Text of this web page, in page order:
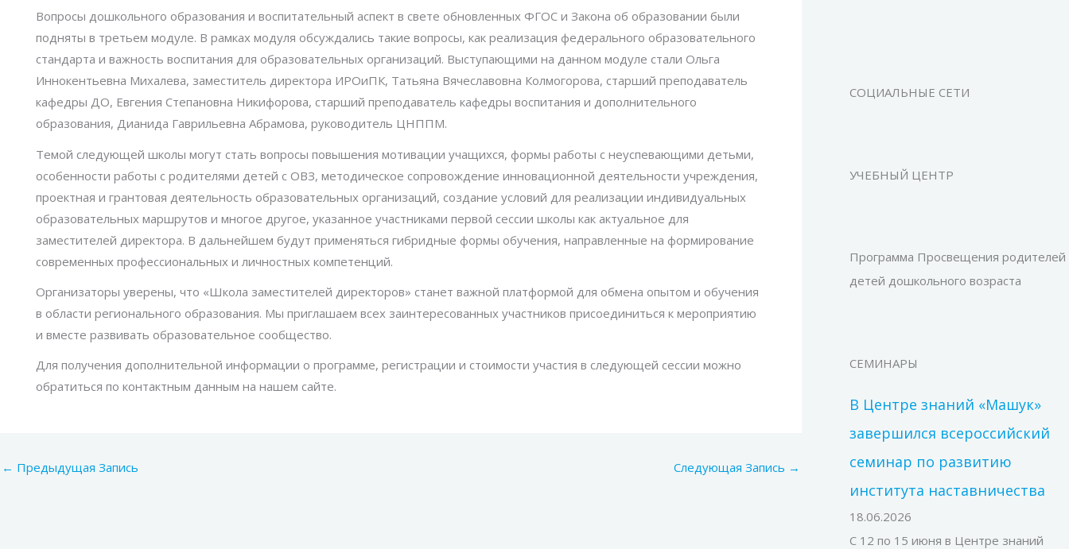
Вопросы дошкольного образования и воспитательный аспект в свете обновленных ФГОС и Закона об образовании были
подняты в третьем модуле. В рамках модуля обсуждались такие вопросы, как реализация федерального образовательного
стандарта и важность воспитания для образовательных организаций. Выступающими на данном модуле стали Ольга
Иннокентьевна Михалева, заместитель директора ИРОиПК, Татьяна Вячеславовна Колмогорова, старший преподаватель
кафедры ДО, Евгения Степановна Никифорова, старший преподаватель кафедры воспитания и дополнительного
образования, Дианида Гаврильевна Абрамова, руководитель ЦНППМ.
Темой следующей школы могут стать вопросы повышения мотивации учащихся, формы работы с неуспевающими детьми,
особенности работы с родителями детей с ОВЗ, методическое сопровождение инновационной деятельности учреждения,
проектная и грантовая деятельность образовательных организаций, создание условий для реализации индивидуальных
образовательных маршрутов и многое другое, указанное участниками первой сессии школы как актуальное для
заместителей директора. В дальнейшем будут применяться гибридные формы обучения, направленные на формирование
современных профессиональных и личностных компетенций.
Организаторы уверены, что «Школа заместителей директоров» станет важной платформой для обмена опытом и обучения
в области регионального образования. Мы приглашаем всех заинтересованных участников присоединиться к мероприятию
и вместе развивать образовательное сообщество.
Для получения дополнительной информации о программе, регистрации и стоимости участия в следующей сессии можно
обратиться по контактным данным на нашем сайте.
← Предыдущая Запись Следующая Запись →
СОЦИАЛЬНЫЕ СЕТИ
УЧЕБНЫЙ ЦЕНТР
Программа Просвещения родителей
детей дошкольного возраста
СЕМИНАРЫ
В Центре знаний «Машук»
завершился всероссийский
семинар по развитию
института наставничества
18.06.2026
С 12 по 15 июня в Центре знаний